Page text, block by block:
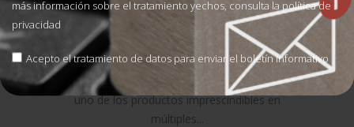
más información sobre el tratamiento yechos, consulta la política de
privacidad
Acepto el tratamiento de datos para enviar el boletín informativo
La importancia de la cinta
de carrocero en procesos
productivos
La cinta de carrocero se ha consolidado como
uno de los productos imprescindibles en
múltiples...